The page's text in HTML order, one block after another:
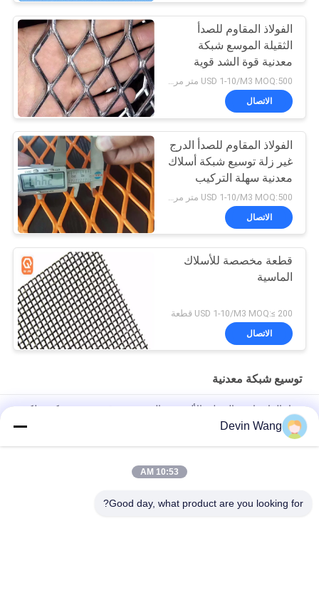
الفولاذ المقاوم للصدأ
الثقيلة الموسع شبكة
معدنية قوة الشد قوية
USD 1-10/M3 MOQ:500 متر مربع
الاتصال
الفولاذ المقاوم للصدأ الدرج
غير زلة توسيع شبكة أسلاك
معدنية سهلة التركيب
USD 1-10/M3 MOQ:500 متر مربع
الاتصال
قطعة مخصصة للأسلاك
الماسية
USD 1-10/M3 MOQ:≤ 200 قطعة
الاتصال
توسيع شبكة معدنية
مواد البناء واجهة التغطية الألومنيوم الموسعة ورقة معدنية شبكة سلكية
للجناح الدرج
الحماية من الإشارة المغناطيسية الترسية الشبكة المعدنية النحاس
Devin Wang
10:53 AM
Good day, what product are you looking for?